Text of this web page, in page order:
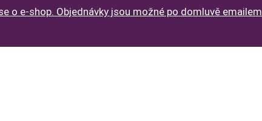
o e-shop. Objednávky jsou možné po domluvě emailem